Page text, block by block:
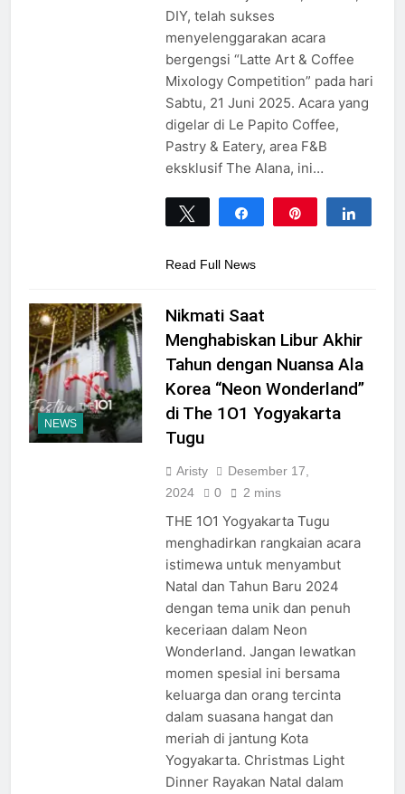
DIY, telah sukses
menyelenggarakan acara
bergengsi “Latte Art & Coffee
Mixology Competition” pada hari
Sabtu, 21 Juni 2025. Acara yang
digelar di Le Papito Coffee,
Pastry & Eatery, area F&B
eksklusif The Alana, ini…
Tweet Share
Read Full News
NEWS
Nikmati Saat
Menghabiskan Libur Akhir
Tahun dengan Nuansa Ala
Korea “Neon Wonderland”
di The 1O1 Yogyakarta
Tugu
Aristy
Desember 17,
2024
0 2 mins
THE 1O1 Yogyakarta Tugu
menghadirkan rangkaian acara
istimewa untuk menyambut
Natal dan Tahun Baru 2024
dengan tema unik dan penuh
keceriaan dalam Neon
Wonderland. Jangan lewatkan
momen spesial ini bersama
keluarga dan orang tercinta
dalam suasana hangat dan
meriah di jantung Kota
Yogyakarta. Christmas Light
Dinner Rayakan Natal dalam